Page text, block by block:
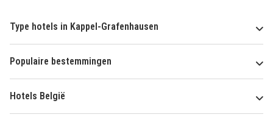
Type hotels in Kappel-Grafenhausen
Populaire bestemmingen
Hotels België